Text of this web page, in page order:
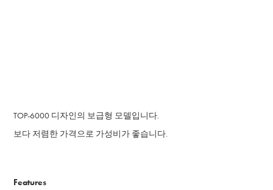
TOP-6000 디자인의 보급형 모델입니다.
보다 저렴한 가격으로 가성비가 좋습니다.
Features